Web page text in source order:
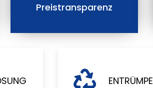
Preistransparenz